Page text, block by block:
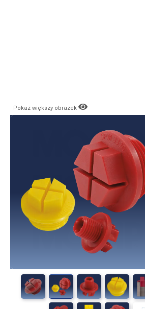
Pokaż większy obrazek